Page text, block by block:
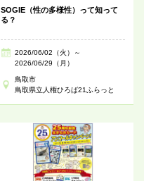
SOGIE（性の多様性）って知って
る？
2026/06/02（火）～
2026/06/29（月）
鳥取市
鳥取県立人権ひろば21ふらっと